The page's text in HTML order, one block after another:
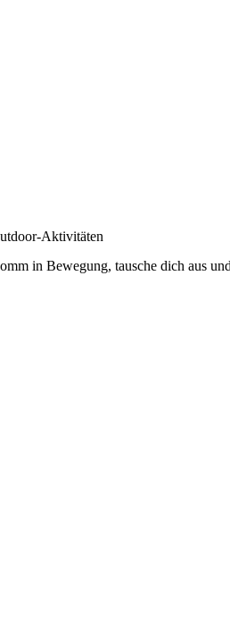
Aktivitäten
in Bewegung, tausche dich aus